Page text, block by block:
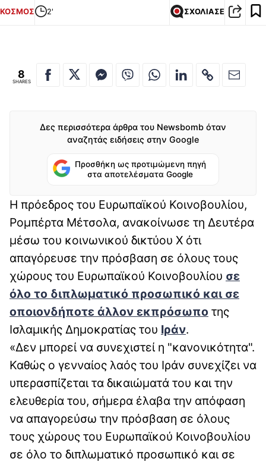
ΚΟΣΜΟΣ 2' ΣΧΟΛΙΑΣΕ
8
SHARES
Δες περισσότερα άρθρα του Newsbomb όταν
αναζητάς ειδήσεις στην Google
Προσθήκη ως προτιμώμενη πηγή
στα αποτελέσματα Google
Η πρόεδρος του Ευρωπαϊκού Κοινοβουλίου,
Ρομπέρτα Μέτσολα, ανακοίνωσε τη Δευτέρα
μέσω του κοινωνικού δικτύου X ότι
απαγόρευσε την πρόσβαση σε όλους τους
χώρους του Ευρωπαϊκού Κοινοβουλίου σε
όλο το διπλωματικό προσωπικό και σε
οποιονδήποτε άλλον εκπρόσωπο της
Ισλαμικής Δημοκρατίας του Ιράν.
«Δεν μπορεί να συνεχιστεί η "κανονικότητα".
Καθώς ο γενναίος λαός του Ιράν συνεχίζει να
υπερασπίζεται τα δικαιώματά του και την
ελευθερία του, σήμερα έλαβα την απόφαση
να απαγορεύσω την πρόσβαση σε όλους
τους χώρους του Ευρωπαϊκού Κοινοβουλίου
σε όλο το διπλωματικό προσωπικό και σε